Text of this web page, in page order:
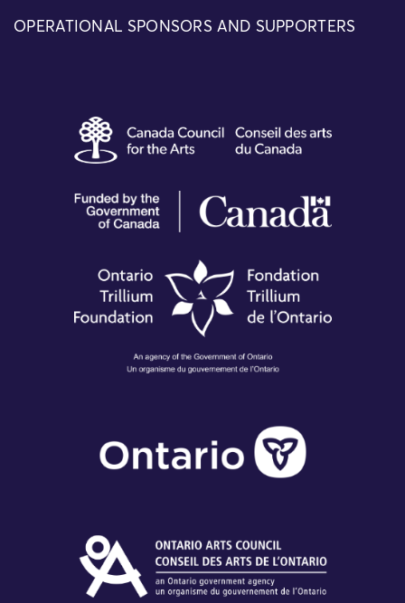
OPERATIONAL SPONSORS AND SUPPORTERS